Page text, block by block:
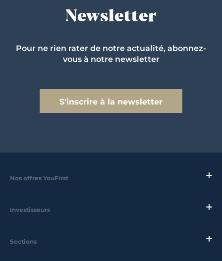
Newsletter
Pour ne rien rater de notre actualité, abonnez-
vous à notre newsletter
S'inscrire à la newsletter
Nos offres YouFirst
Investisseurs
Sections